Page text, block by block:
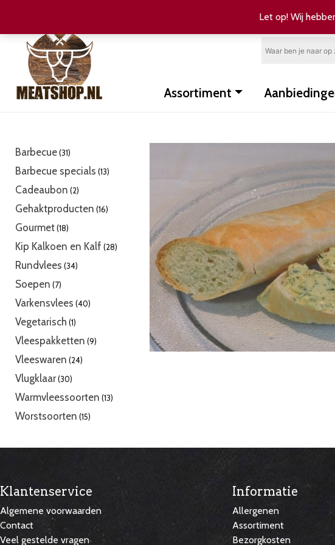
Assortiment
Barbecue 3131
Barbecue specials 1313
Cadeaubon 22
Gehaktproducten 1616
Gourmet 1818
Kip Kalkoen en Kalf 2828
producten
Rundvlees 3434
Soepen 77
Varkensvlees 4040
Vegetarisch 11
Vleespakketten 99
Vleeswaren 2424
Vlugklaar 3030
Warmvleessoorten 1313
Worstsoorten 1515
Klantenservice
Algemene voorwaarden
Contact
Veel gestelde vragen
Informatie
Allergenen
Assortiment
Bezorgkosten
Let op! Wij